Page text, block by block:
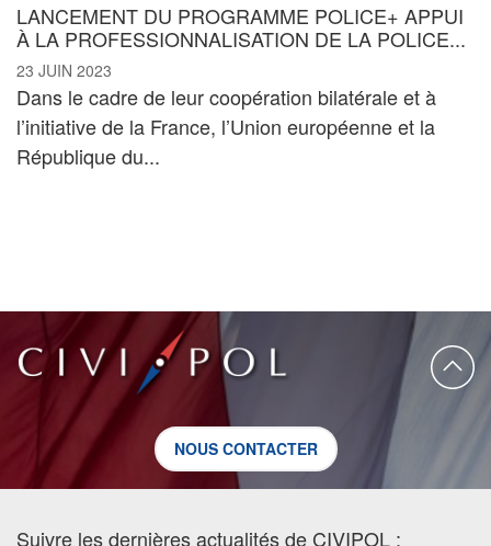
LANCEMENT DU PROGRAMME POLICE+ APPUI
À LA PROFESSIONNALISATION DE LA POLICE...
23 JUIN 2023
Dans le cadre de leur coopération bilatérale et à
l’initiative de la France, l’Union européenne et la
République du...
NOUS CONTACTER
Suivre les dernières actualités de CIVIPOL :